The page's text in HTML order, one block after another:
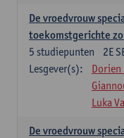
De vroedvrouw
toekomstgerichte
2E
5 studiepunten
Lesgever(s):
Dorien
Luka
De vroedvrouw